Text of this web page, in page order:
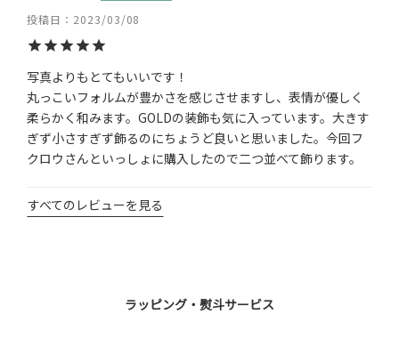
投稿日 2023/03/08
写真よりもとてもいいです！
丸っこいフォルムが豊かさを感じさせますし、表情が優しく
柔らかく和みます。GOLDの装飾も気に入っています。大きす
ぎず小さすぎず飾るのにちょうど良いと思いました。今回フ
クロウさんといっしょに購入したので二つ並べて飾ります。
すべてのレビューを見る
ラッピング・熨斗サービス